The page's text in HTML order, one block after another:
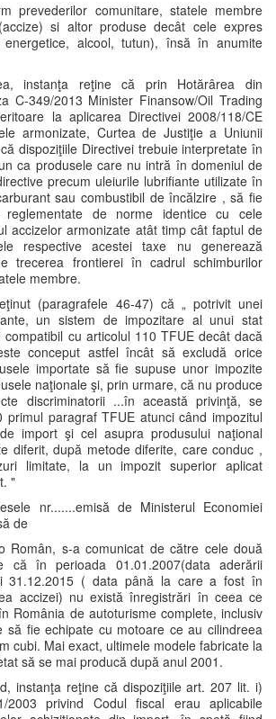
prevederilor comunitare, statele membre
si altor produse decât cele expres
energetice, alcool, tutun), însă în anumite
instanţa reţine că prin Hotărârea din
C-349/2013 Minister Finansow/Oil Trading
la aplicarea Directivei 2008/118/CE
armonizate, Curtea de Justiţie a Uniunii
dispoziţiile Directivei trebuie interpretate în
ca produsele care nu intră în domeniul de
precum uleiurile lubrifiante utilizate în
sau combustibil de încălzire , să fie
de norme identice cu cele
accizelor armonizate atât timp cât faptul de
respective acestei taxe nu generează
trecerea frontierei în cadrul schimburilor
membre.
(paragrafele 46-47) că „ potrivit unei
un sistem de impozitare al unui stat
cu articolul 110 TFUE decât dacă
conceput astfel încât să excludă orice
importate să fie supuse unor impozite
naţionale şi, prin urmare, că nu produce
discriminatorii ...în această privinţă, se
primul paragraf TFUE atunci când impozitul
import şi cel asupra produsului naţional
diferit, după metode diferite, care conduc ,
limitate, la un impozit superior aplicat
"
nr.......emisă de Ministerul Economiei
de
Român, s-a comunicat de către cele două
că în perioada 01.01.2007(data aderării
31.12.2015 ( data până la care a fost în
accizei) nu există înregistrări în ceea ce
România de autoturisme complete, inclusiv
să fie echipate cu motoare ce au cilindreea
cubi. Mai exact, ultimele modele fabricate la
să se mai producă după anul 2001.
instanţa reţine că dispoziţiile art. 207 lit. i)
privind Codul fiscal erau aplicabile